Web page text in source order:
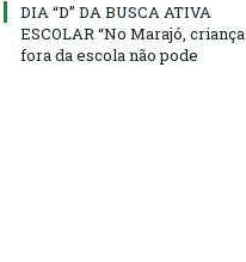
DIA “D” DA BUSCA ATIVA
ESCOLAR “No Marajó, criança
fora da escola não pode